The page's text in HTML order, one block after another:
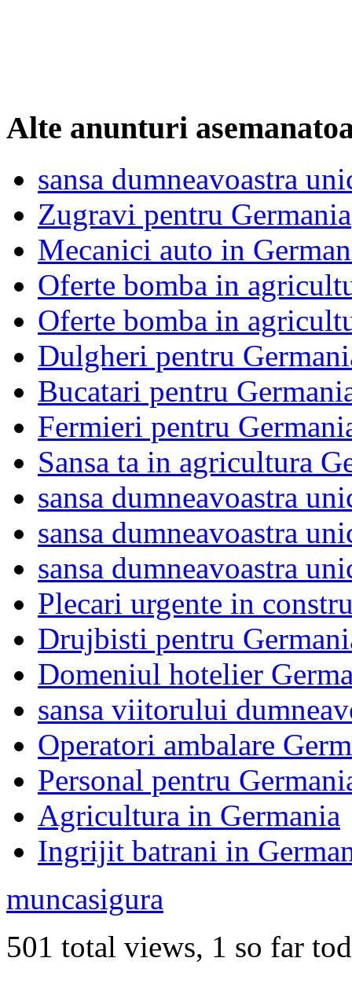
Alte anunturi
sansa dumneavoastra
Zugravi pentru Germania
Mecanici auto in
Oferte bomba in
Oferte bomba in
Dulgheri pentru
Bucatari pentru
Fermieri pentru
Sansa ta in agricultura
sansa dumneavoastra
sansa dumneavoastra
sansa dumneavoastra
Plecari urgente in
Drujbisti pentru
Domeniul hotelier
sansa viitorului
Operatori ambalare
Personal pentru
Agricultura in Germania
Ingrijit batrani in
muncasigura
501 total views, 1 so far